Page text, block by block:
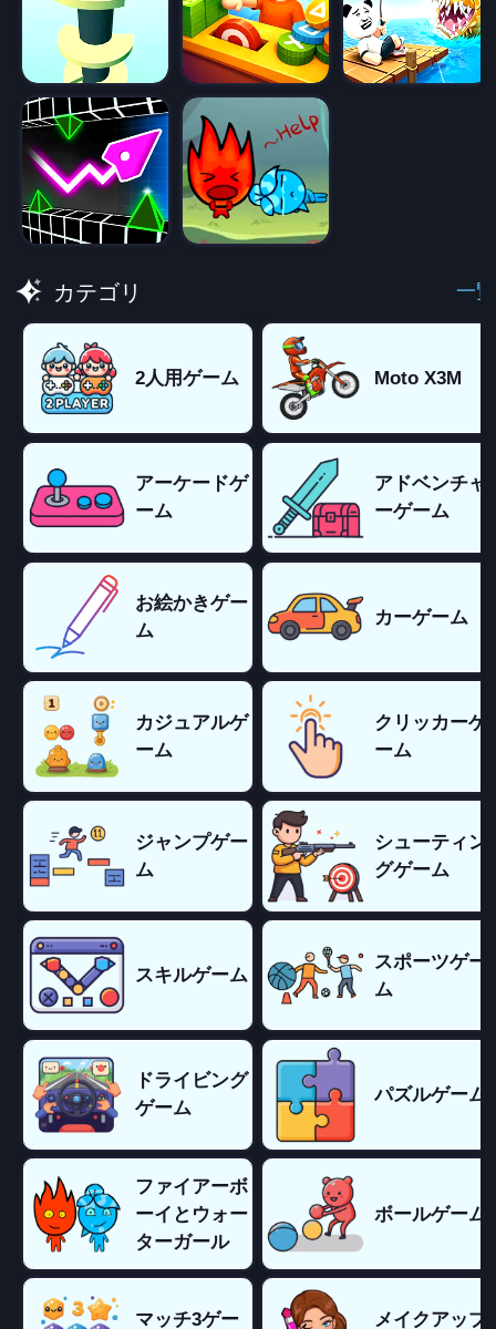
カテゴリ 一覧
2人用ゲーム Moto X3M
アーケードゲ
ーム
アドベンチャ
ーゲーム
お絵かきゲー
ム
カーゲーム
カジュアルゲ
ーム
クリッカーゲ
ーム
ジャンプゲー
ム
シューティン
グゲーム
スキルゲーム
スポーツゲー
ム
ドライビング
ゲーム
パズルゲーム
ファイアーボ
ーイとウォー
ターガール
ボールゲーム
マッチ3ゲー
メイクアップ